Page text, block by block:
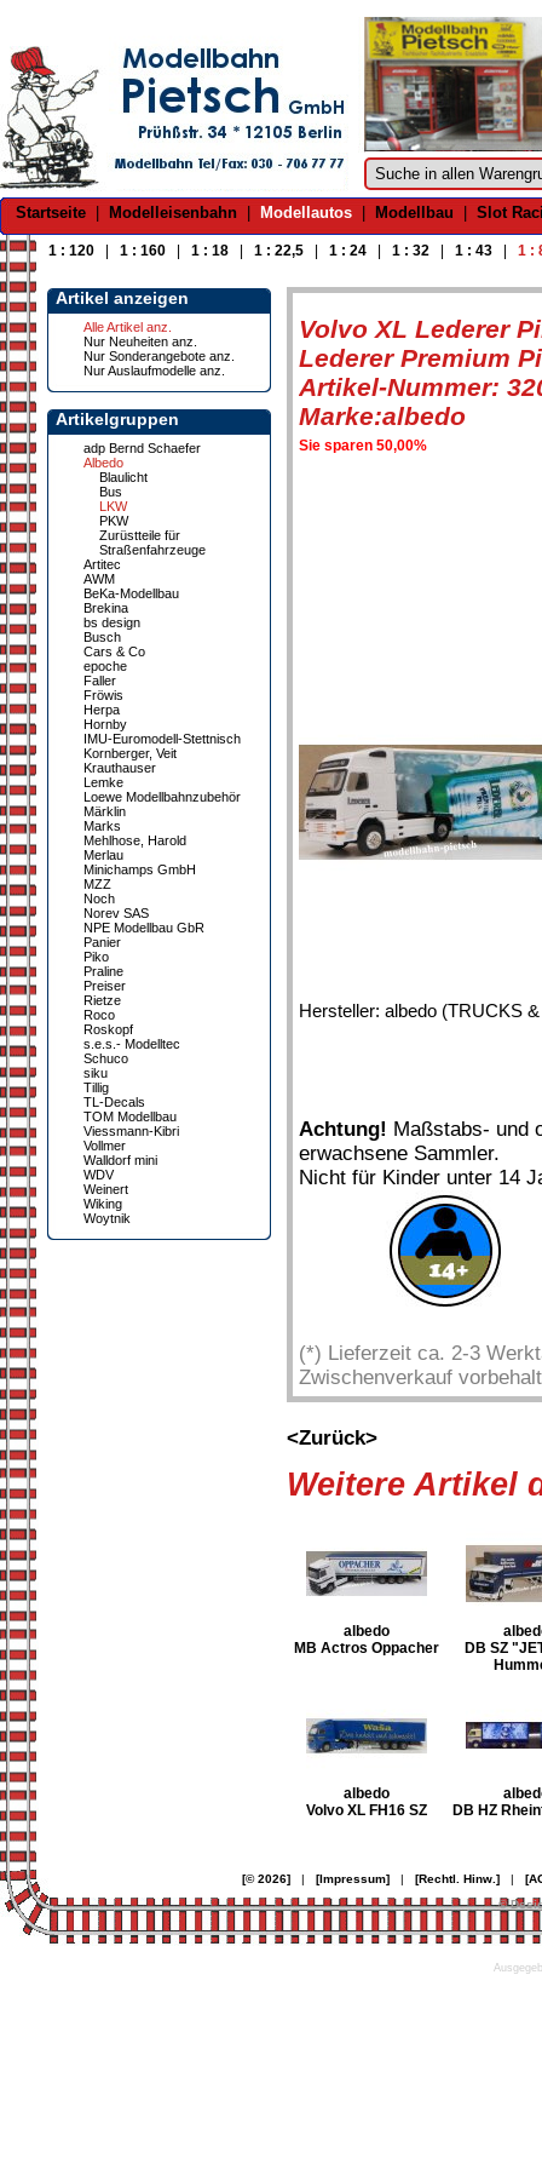
Startseite Modelleisenbahn Modellautos Modellbau Slot
1 : 120 1 : 160 1 : 18 1 : 22,5 1 : 24 1 : 32 1 : 43 1 :
Artikel anzeigen
Alle Artikel anz.
Nur Neuheiten anz.
Nur Sonderangebote anz.
Nur Auslaufmodelle anz.
Artikelgruppen
adp Bernd Schaefer
Albedo
Blaulicht
Bus
LKW
PKW
Zurüstteile für
Straßenfahrzeuge
Artitec
AWM
BeKa-Modellbau
Brekina
bs design
Busch
Cars & Co
epoche
Faller
Fröwis
Herpa
Hornby
IMU-Euromodell-Stettnisch
Kornberger, Veit
Krauthauser
Lemke
Loewe Modellbahnzubehör
Märklin
Marks
Mehlhose, Harold
Merlau
Minichamps GmbH
MZZ
Noch
Norev SAS
NPE Modellbau GbR
Panier
Piko
Praline
Preiser
Rietze
Roco
Roskopf
s.e.s.- Modelltec
Schuco
siku
Tillig
TL-Decals
TOM Modellbau
Viessmann-Kibri
Vollmer
Walldorf mini
WDV
Weinert
Wiking
Woytnik
Volvo XL Lederer
Lederer Premium
Artikel-Nummer:
Marke:albedo
Sie sparen 50,00%
Hersteller: albedo (TRUCKS
Achtung! Maßstabs- und
erwachsene Sammler.
Nicht für Kinder unter 14
(*) Lieferzeit ca. 2-3
Zwischenverkauf
<Zurück>
Weitere Artikel
albedo
MB Actros Oppacher
DB SZ
albedo
Volvo XL FH16 SZ
DB HZ
[© 2026]| [Impressum]| [Rechtl. Hinw.]|
©